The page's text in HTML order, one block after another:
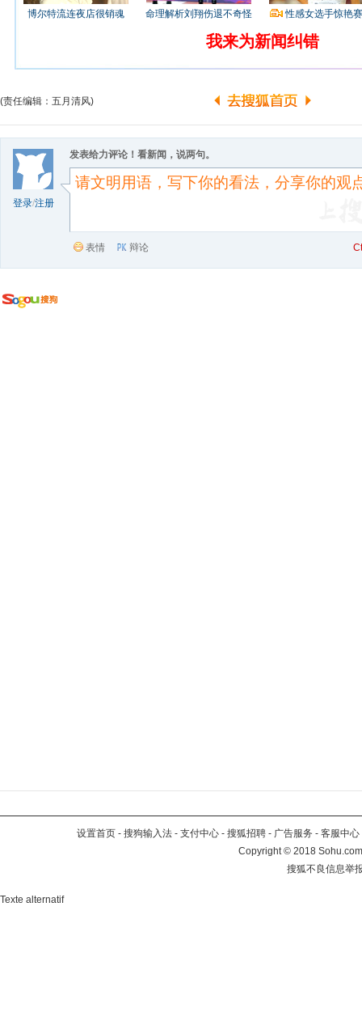
博尔特流连夜店很销魂 命理解析刘翔伤退不奇怪 性感女选手惊艳
我来为新闻纠错
(责任编辑：五月清风)
登录/注册
发表给力评论！看新闻，说两句。
表情 辩论
设置首页 - 搜狗输入法 - 支付中心 - 搜狐招聘 - 广告服务 - 客服中心
Copyright©2018
搜狐不良信息举
Texte alternatif